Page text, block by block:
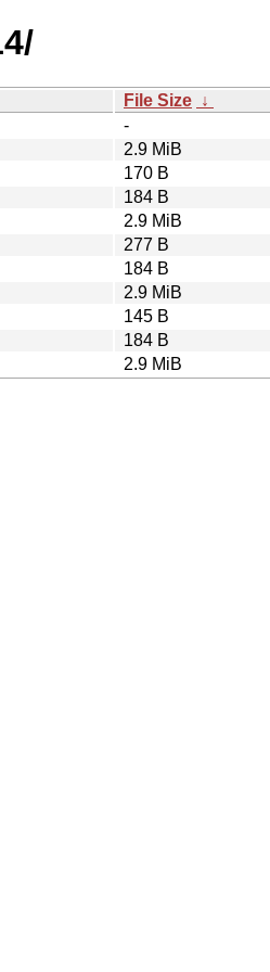
File Size ↓
-
2.9 MiB
170 B
184 B
2.9 MiB
277 B
184 B
2.9 MiB
145 B
184 B
2.9 MiB